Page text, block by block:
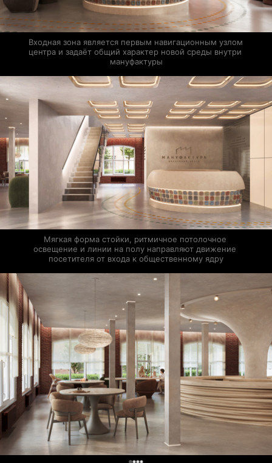
Входная зона является первым навигационным узлом
центра и задаёт общий характер новой среды внутри
мануфактуры
Мягкая форма стойки, ритмичное потолочное
освещение и линии на полу направляют движение
посетителя от входа к общественному ядру